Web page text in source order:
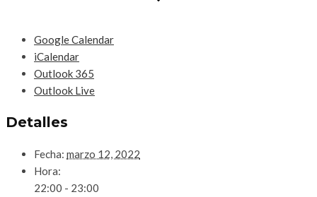
Google Calendar
iCalendar
Outlook 365
Outlook Live
Detalles
Fecha: marzo 12, 2022
Hora:
22:00 - 23:00